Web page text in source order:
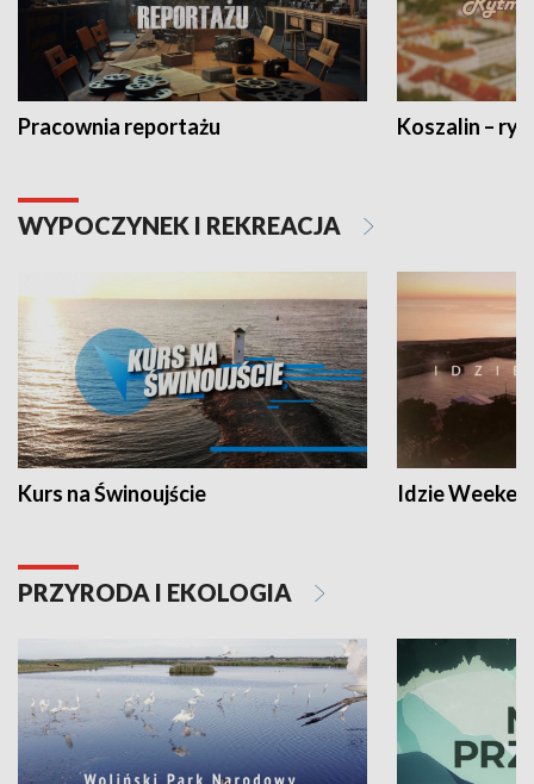
Pracownia reportażu Koszalin –
WYPOCZYNEK I REKREACJA
Kurs na Świnoujście Idzie
PRZYRODA I EKOLOGIA